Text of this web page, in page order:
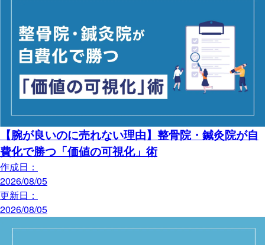
【腕が良いのに売れない理由】整骨院・鍼灸院が自
費化で勝つ「価値の可視化」術
作成日：
2026/08/05
更新日：
2026/08/05